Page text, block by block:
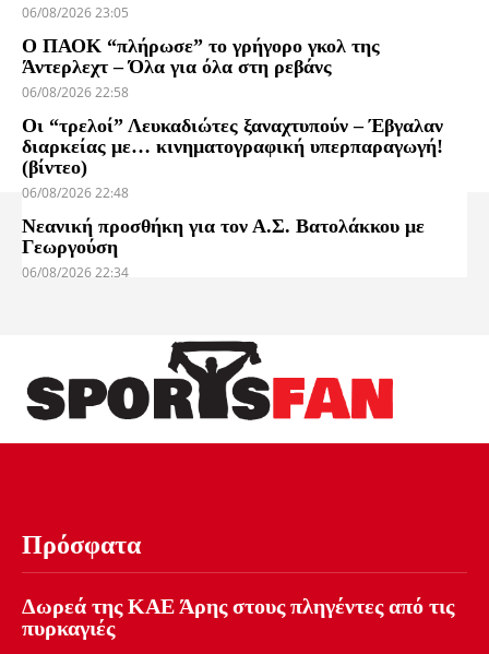
06/08/2026 23:05
Ο ΠΑΟΚ “πλήρωσε” το γρήγορο γκολ της
Άντερλεχτ – Όλα για όλα στη ρεβάνς
06/08/2026 22:58
Οι “τρελοί” Λευκαδιώτες ξαναχτυπούν – Έβγαλαν
διαρκείας με… κινηματογραφική υπερπαραγωγή!
(βίντεο)
06/08/2026 22:48
Νεανική προσθήκη για τον Α.Σ. Βατολάκκου με
Γεωργούση
06/08/2026 22:34
Πρόσφατα
Δωρεά της ΚΑΕ Άρης στους πληγέντες από τις
πυρκαγιές